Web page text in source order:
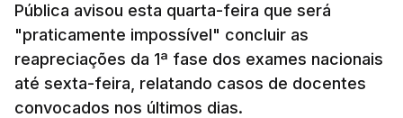
Pública avisou esta quarta-feira que será
"praticamente impossível" concluir as
reapreciações da 1ª fase dos exames nacionais
até sexta-feira, relatando casos de docentes
convocados nos últimos dias.